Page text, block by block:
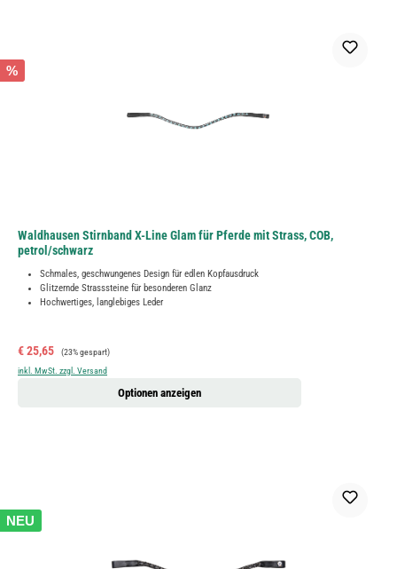
%
Waldhausen Stirnband X-Line Glam für Pferde mit Strass, COB,
petrol/schwarz
Schmales, geschwungenes Design für edlen Kopfausdruck
Glitzernde Strasssteine für besonderen Glanz
Hochwertiges, langlebiges Leder
Verkaufspreis:
€ 25,65 Regulärer Preis:
(23% gespart)
inkl. MwSt. zzgl. Versand
Optionen anzeigen
NEU